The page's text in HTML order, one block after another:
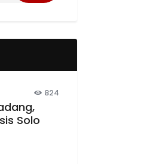
824
Solo